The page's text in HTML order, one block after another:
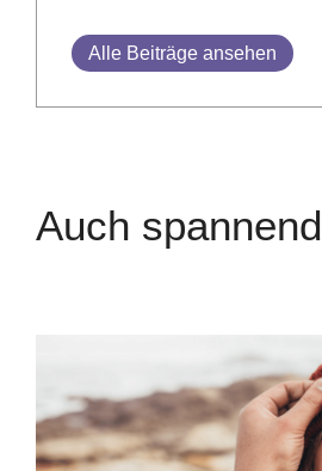
Alle Beiträge ansehen
Auch spannend